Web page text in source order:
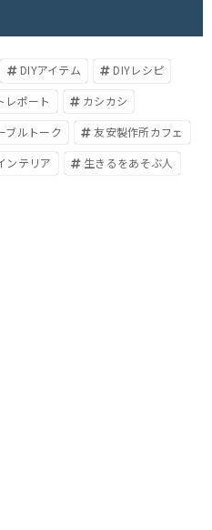
DIYアイテム
DIYレシピ
レポート
カシカシ
ブルトーク
友安製作所カフェ
ンテリア
生きるをあそぶ人